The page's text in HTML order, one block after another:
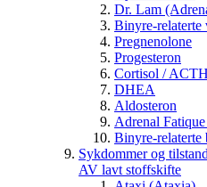
Dr. Lam
Binyre-relaterte
Pregnenolone
Progesteron
Cortisol / ACTH
DHEA
Aldosteron
Adrenal
Binyre-relaterte
Sykdommer og
AV lavt stoffskifte